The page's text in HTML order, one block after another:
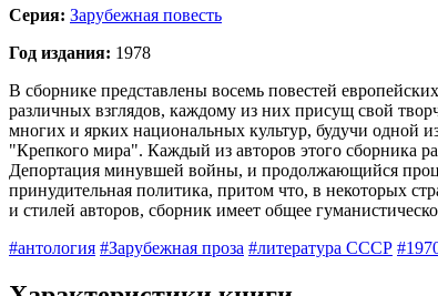
Серия: Зарубежная повесть
Год издания: 1978
В сборнике представлены восемь повестей
различных взглядов, каждому из них присущ свой
многих и ярких национальных культур, будучи одной
"Крепкого мира". Каждый из авторов этого сборника
Депортация минувшей войны, и продолжающийся
принудительная политика, притом что, в некоторых
и стилей авторов, сборник имеет общее
#антология #Зарубежная проза #литература СССР